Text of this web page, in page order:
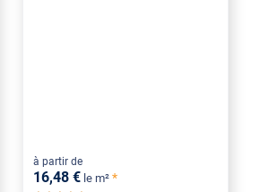
à partir de
16,48 € le m² *